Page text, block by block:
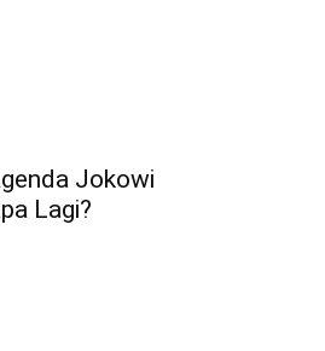
Jokowi
Lagi?